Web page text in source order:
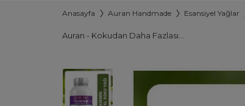
Anasayfa Auran Handmade Esansiyel Yağlar
Auran - Kokudan Daha Fazlası...